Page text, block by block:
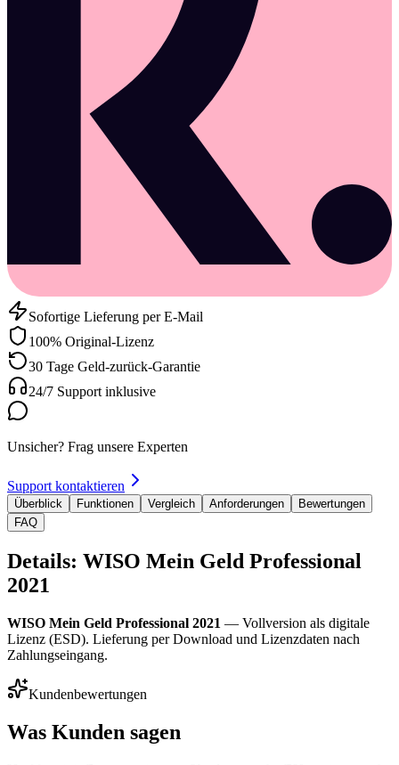
Sofortige Lieferung per E-Mail
100% Original-Lizenz
30 Tage Geld-zurück-Garantie
24/7 Support inklusive
Unsicher? Frag unsere Experten
Support kontaktieren
Überblick Funktionen Vergleich Anforderungen
Bewertungen
FAQ
Details: WISO Mein Geld Professional
2021
WISO Mein Geld Professional 2021 — Vollversion als digitale
Lizenz (ESD). Lieferung per Download und Lizenzdaten nach
Zahlungseingang.
Kundenbewertungen
Was Kunden sagen